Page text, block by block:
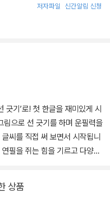
저자파일 신간알림 신청
긋기’로! 첫 한글을 재미있게 시
으로 선 긋기를 하며 운필력을
필을 쥐는 힘을 기르고 다양한
게 구성되어 있습니다. 가로선,
상품